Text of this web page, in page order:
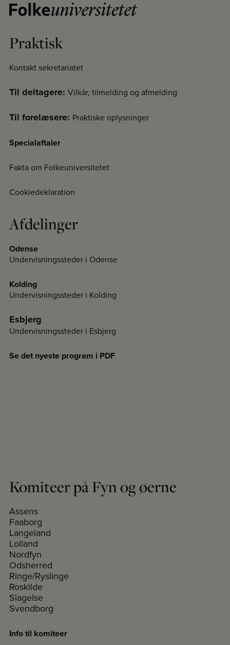
Praktisk
Kontakt sekretariatet
Til deltagere: Vilkår, tilmelding og afmelding
Til forelæsere: Praktiske oplysninger
Specialaftaler
Fakta om Folkeuniversitetet
Cookiedeklaration
Afdelinger
Odense
Undervisningssteder i Odense
Kolding
Undervisningssteder i Kolding
Esbjerg
Undervisningssteder i Esbjerg
Se det nyeste program i PDF
Komiteer på Fyn og øerne
Assens
Faaborg
Langeland
Lolland
Nordfyn
Odsherred
Ringe/Ryslinge
Roskilde
Slagelse
Svendborg
Info til komiteer